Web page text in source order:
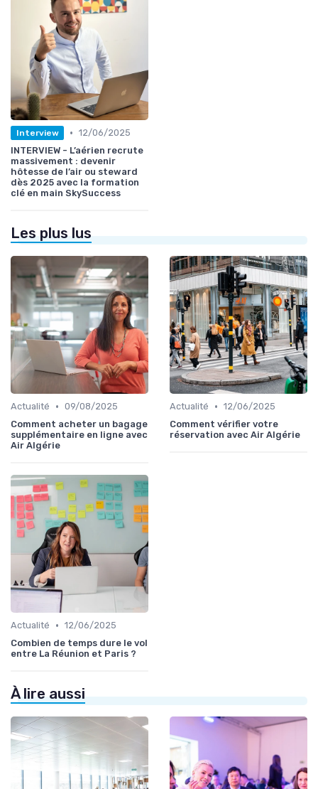
Interview • 12/06/2025
INTERVIEW - L’aérien recrute
massivement : devenir
hôtesse de l’air ou steward
dès 2025 avec la formation
clé en main SkySuccess
Les plus lus
Actualité • 09/08/2025
Comment acheter un bagage
supplémentaire en ligne avec
Air Algérie
Actualité • 12/06/2025
Comment vérifier votre
réservation avec Air Algérie
Actualité • 12/06/2025
Combien de temps dure le vol
entre La Réunion et Paris ?
À lire aussi